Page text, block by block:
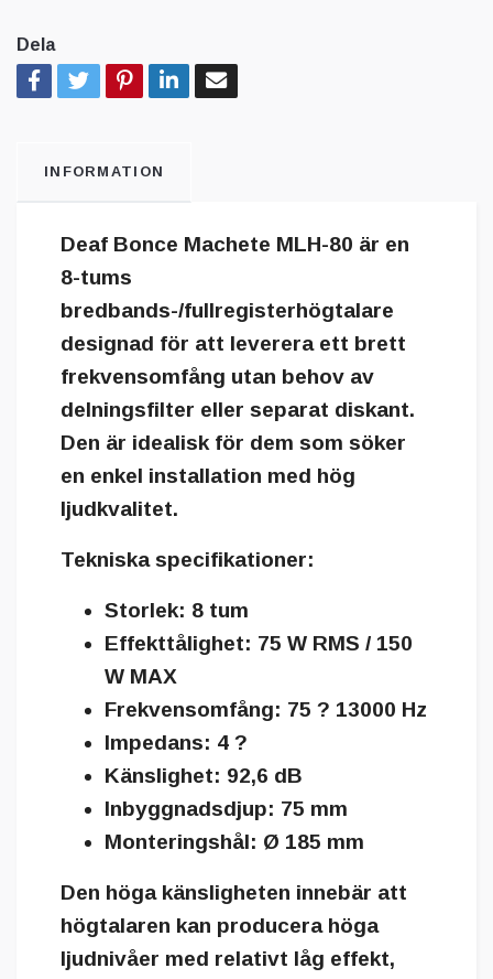
Dela
INFORMATION
Deaf Bonce Machete MLH-80 är en
8-tums
bredbands-/fullregisterhögtalare
designad för att leverera ett brett
frekvensomfång utan behov av
delningsfilter eller separat diskant.
Den är idealisk för dem som söker
en enkel installation med hög
ljudkvalitet.
Tekniska specifikationer:
Storlek: 8 tum
Effekttålighet: 75 W RMS / 150
W MAX
Frekvensomfång: 75 ? 13000 Hz
Impedans: 4 ?
Känslighet: 92,6 dB
Inbyggnadsdjup: 75 mm
Monteringshål: Ø 185 mm
Den höga känsligheten innebär att
högtalaren kan producera höga
ljudnivåer med relativt låg effekt,